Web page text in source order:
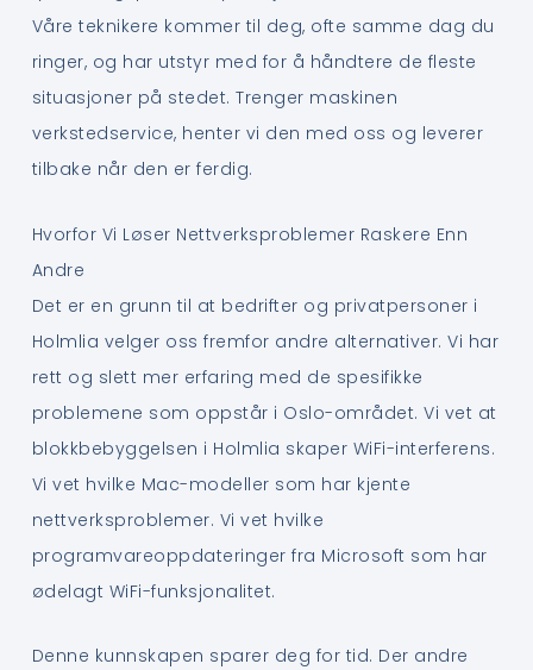
Våre teknikere kommer til deg, ofte samme dag du
ringer, og har utstyr med for å håndtere de fleste
situasjoner på stedet. Trenger maskinen
verkstedservice, henter vi den med oss og leverer
tilbake når den er ferdig.
Hvorfor Vi Løser Nettverksproblemer Raskere Enn
Andre
Det er en grunn til at bedrifter og privatpersoner i
Holmlia velger oss fremfor andre alternativer. Vi har
rett og slett mer erfaring med de spesifikke
problemene som oppstår i Oslo-området. Vi vet at
blokkbebyggelsen i Holmlia skaper WiFi-interferens.
Vi vet hvilke Mac-modeller som har kjente
nettverksproblemer. Vi vet hvilke
programvareoppdateringer fra Microsoft som har
ødelagt WiFi-funksjonalitet.
Denne kunnskapen sparer deg for tid. Der andre